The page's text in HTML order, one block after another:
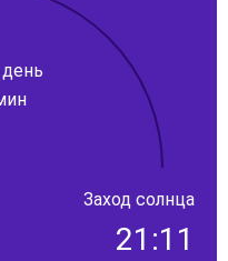
Заход солнца
21:11